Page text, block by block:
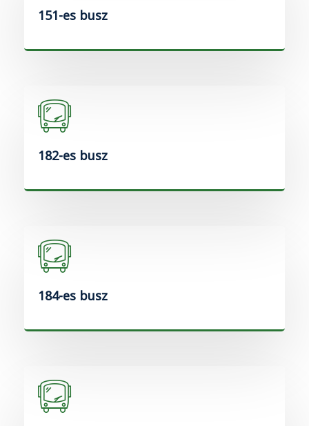
151-es busz
182-es busz
184-es busz